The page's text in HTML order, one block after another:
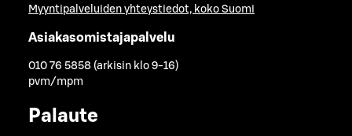
Myyntipalveluiden yhteystiedot, koko Suomi
Asiakasomistajapalvelu
010 76 5858 (arkisin klo 9-16)
pvm/mpm
Palaute